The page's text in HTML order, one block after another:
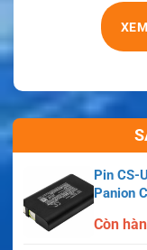
Pin CS-
Panion
Còn